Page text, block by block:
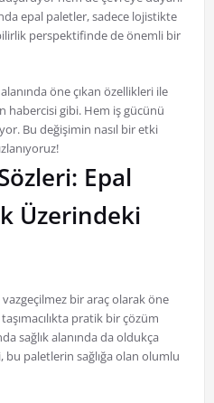
epal paletler, sadece lojistikte
perspektifinde de önemli bir
öne çıkan özellikleri ile
habercisi gibi. Hem iş gücünü
Bu değişimin nasıl bir etki
Epal
Üzerindeki
bir araç olarak öne
pratik bir çözüm
sağlık alanında da oldukça
paletlerin sağlığa olan olumlu